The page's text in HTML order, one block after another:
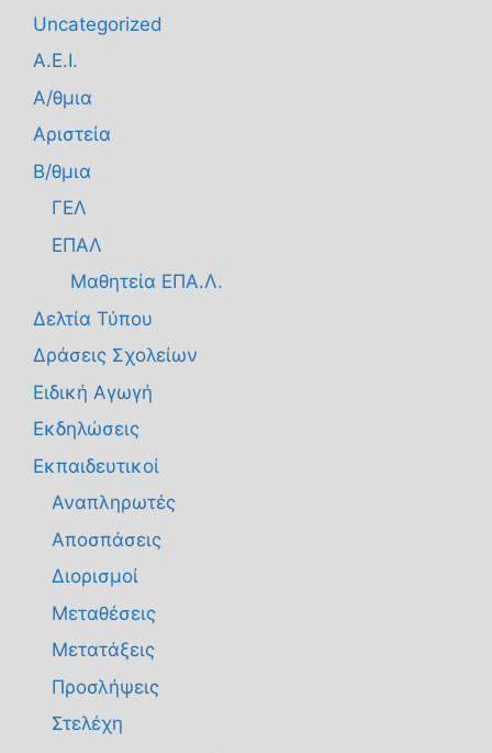
Uncategorized
Α.Ε.Ι.
Α/θμια
Αριστεία
Β/θμια
ΓΕΛ
ΕΠΑΛ
Μαθητεία ΕΠΑ.Λ.
Δελτία Τύπου
Δράσεις Σχολείων
Ειδική Αγωγή
Εκδηλώσεις
Εκπαιδευτικοί
Αναπληρωτές
Αποσπάσεις
Διορισμοί
Μεταθέσεις
Μετατάξεις
Προσλήψεις
Στελέχη